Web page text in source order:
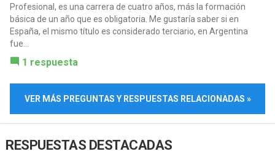
Profesional, es una carrera de cuatro años, más la formación
básica de un año que es obligatoria. Me gustaría saber si en
España, el mismo título es considerado terciario, en Argentina
fue...
1 respuesta
VER MÁS PREGUNTAS Y RESPUESTAS RELACIONADAS »
RESPUESTAS DESTACADAS